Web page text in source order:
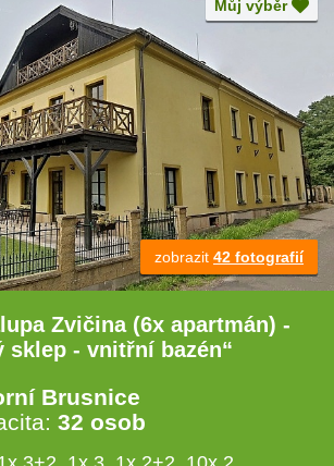
Můj výběr
zobrazit 42 fotografií
Zvičina (6x apartmán) -
sklep - vnitřní bazén“
Brusnice
32 osob